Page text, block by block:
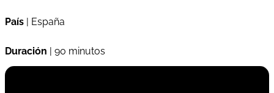
País | España
Duración | 90 minutos